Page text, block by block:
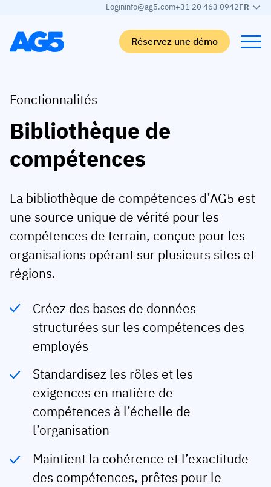
Logininfo@ag5.com+31 20 463 0942FR
Réservez une démo
Matrice de compétences
Matrice de compétences
Bibliothèque de compétences
Gestion des compétences
Fusion des compétences par IA
Effectifs
Historique de formation
Conformité
Exigences de formation
Préparation des effectifs
Pistes d’audit
Par secteur
Automobile
Agroalimentaire
Logistique
Fabrication médicale
Voir tous les secteurs
Coordinateur de formation
Auditeur
Automobile
Logistique
KLM Cargo
Base Logistics
Nourriture
Intersnack
JDE Coffee
Syngenta
Chimique
Ashland
Apprendre
Livres blancs
Programme de partenariat
Webinaires
Assistance
Base de connaissances
À propos de nous
Contactez-nous
Fonctionnalités
Bibliothèque de
compétences
La bibliothèque de compétences d’AG5 est
une source unique de vérité pour les
compétences de terrain, conçue pour les
organisations opérant sur plusieurs sites et
régions.
Créez des bases de données
structurées sur les compétences des
employés
Standardisez les rôles et les
exigences en matière de
compétences à l’échelle de
l’organisation
Maintient la cohérence et l’exactitude
des compétences, prêtes pour le